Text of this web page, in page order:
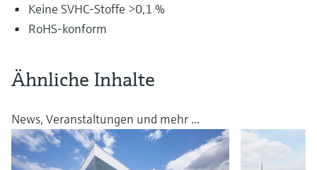
Keine SVHC-Stoffe >0,1 %
RoHS-konform
Ähnliche Inhalte
News, Veranstaltungen und mehr ...